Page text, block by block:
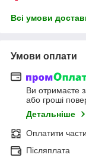
Всі умови
Умови оплати
Ви отримаєте
або гроші
Детальніше
Оплатити
Післяплата